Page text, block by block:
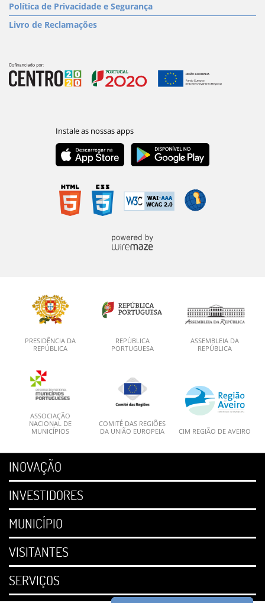
Política de Privacidade e Segurança
Livro de Reclamações
PRESIDÊNCIA DA
REPÚBLICA
REPÚBLICA
PORTUGUESA
ASSEMBLEIA DA
REPÚBLICA
ASSOCIAÇÃO
NACIONAL DE
MUNICÍPIOS
COMITÉ DAS REGIÕES
DA UNIÃO EUROPEIA
CIM REGIÃO DE AVEIRO
INOVAÇÃO
INVESTIDORES
MUNICÍPIO
VISITANTES
SERVIÇOS